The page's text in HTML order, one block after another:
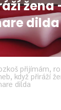
žena –
dilda
přijímám,
když přiráží
dilda